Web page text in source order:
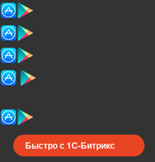
Быстро с 1С-Битрикс